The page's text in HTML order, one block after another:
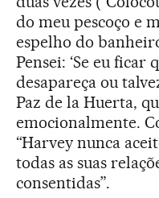
do meu pescoço e
espelho do
Pensei: ‘Se eu ficar
desapareça ou
Paz de la Huerta,
emocionalmente.
“Harvey nunca
todas as suas
consentidas”.